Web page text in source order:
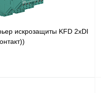
искрозащиты KFD 2хDI